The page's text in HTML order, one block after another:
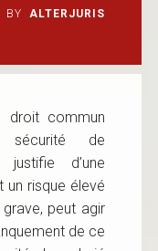
BY
ALTERJURIS
droit commun
sécurité de
d’une
un risque élevé
peut agir
de ce